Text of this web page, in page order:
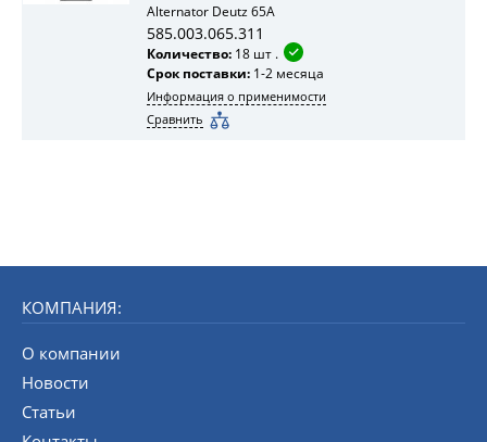
Alternator Deutz 65A
585.003.065.311
Количество: 18 шт .
Срок поставки: 1-2 месяца
Информация о применимости
Сравнить
КОМПАНИЯ:
О компании
Новости
Статьи